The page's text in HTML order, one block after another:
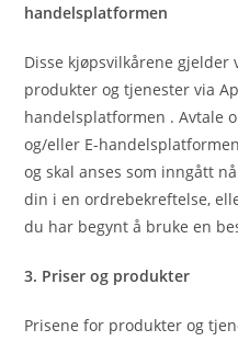
handelsplatformen
Disse kjøpsvilkårene gjelder
produkter og tjenester via
handelsplatformen . Avtale
og/eller E-
og skal anses som inngått
din i en ordrebekreftelse,
du har begynt å bruke en
3. Priser og produkter
Prisene for produkter og